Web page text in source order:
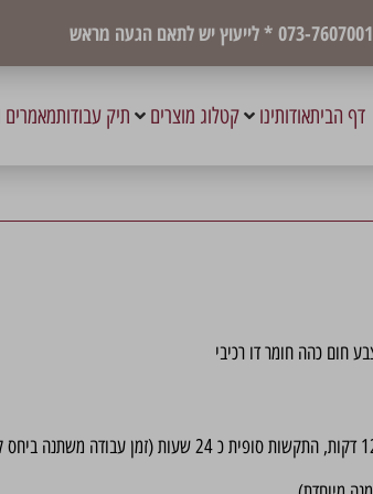
073-7607001 * לייעוץ יש לתאם הגעה מראש
דף הביתאודותינו קטלוג מוצרים תיק עבודותמאמרים
חומר דו רכיבי
(זמן עבודה משתנה ביחס